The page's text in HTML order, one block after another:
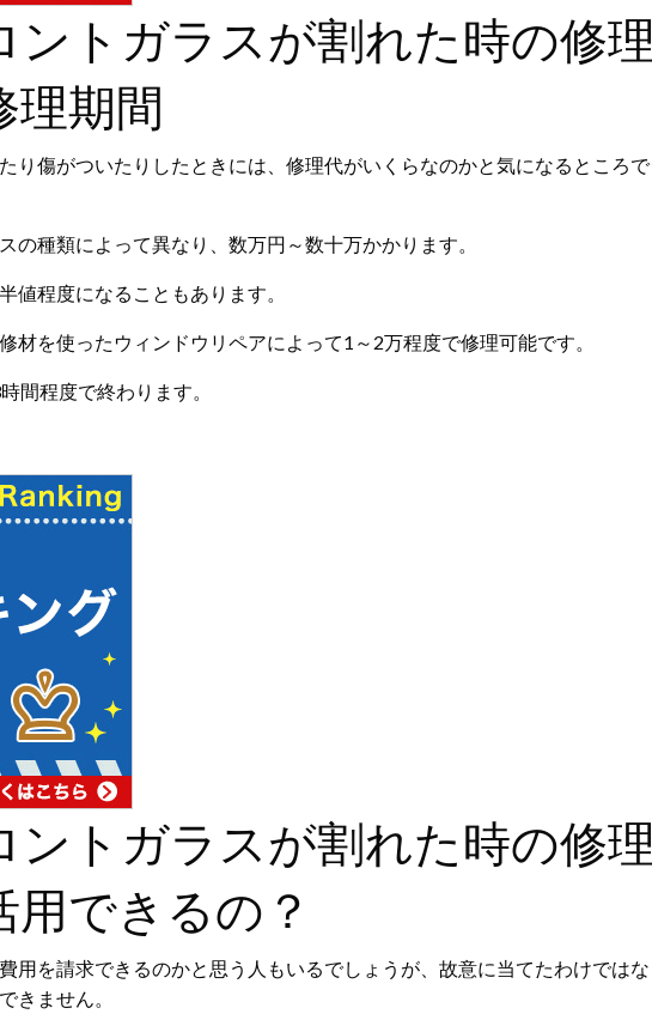
ントガラスが割れた時の修理
理期間
り傷がついたりしたときには、修理代がいくらなのかと気になるところで
の種類によって異なり、数万円～数十万かかります。
値程度になることもあります。
材を使ったウィンドウリペアによって1～2万程度で修理可能です。
間程度で終わります。
ントガラスが割れた時の修理
できるの？
用を請求できるのかと思う人もいるでしょうが、故意に当てたわけではな
きません。